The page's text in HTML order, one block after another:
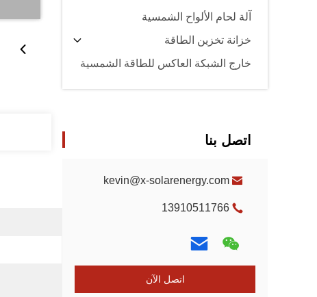
آلة لحام الألواح الشمسية
خزانة تخزين الطاقة
خارج الشبكة العاكس للطاقة الشمسية
اتصل بنا
kevin@x-solarenergy.com
13910511766
اتصل الآن